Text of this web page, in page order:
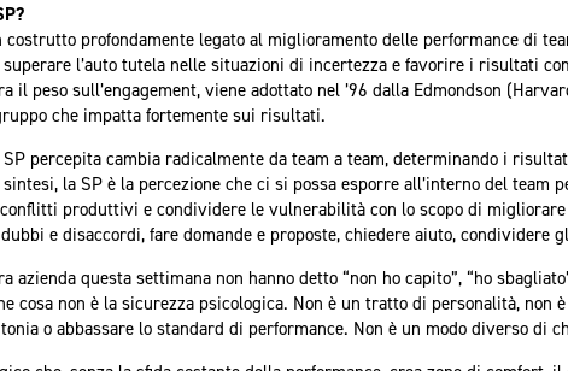
costrutto profondamente legato al miglioramento delle performance di
l’auto tutela nelle situazioni di incertezza e favorire i risultati
il peso sull’engagement, viene adottato nel ’96 dalla Edmondson
che impatta fortemente sui risultati.
percepita cambia radicalmente da team a team, determinando i
la SP è la percezione che ci si possa esporre all’interno del team
produttivi e condividere le vulnerabilità con lo scopo di
e disaccordi, fare domande e proposte, chiedere aiuto, condividere
azienda questa settimana non hanno detto “non ho capito”, “ho
cosa non è la sicurezza psicologica. Non è un tratto di personalità, non è
o abbassare lo standard di performance. Non è un modo diverso di